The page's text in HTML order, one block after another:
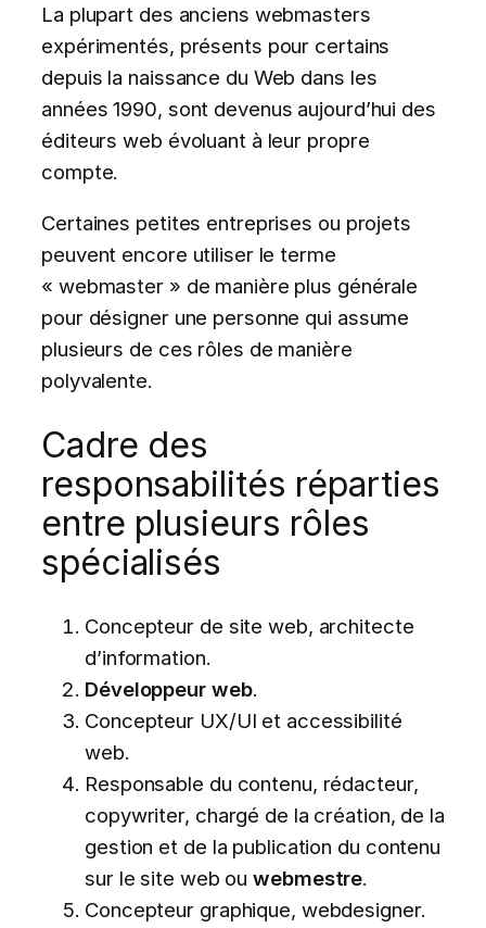
La plupart des anciens webmasters
expérimentés, présents pour certains
depuis la naissance du Web dans les
années 1990, sont devenus aujourd’hui des
éditeurs web évoluant à leur propre
compte.
Certaines petites entreprises ou projets
peuvent encore utiliser le terme
« webmaster » de manière plus générale
pour désigner une personne qui assume
plusieurs de ces rôles de manière
polyvalente.
Cadre des
responsabilités réparties
entre plusieurs rôles
spécialisés
Concepteur de site web, architecte
d’information.
Développeur web.
Concepteur UX/UI et accessibilité
web.
Responsable du contenu, rédacteur,
copywriter, chargé de la création, de la
gestion et de la publication du contenu
sur le site web ouwebmestre.
Concepteur graphique, webdesigner.